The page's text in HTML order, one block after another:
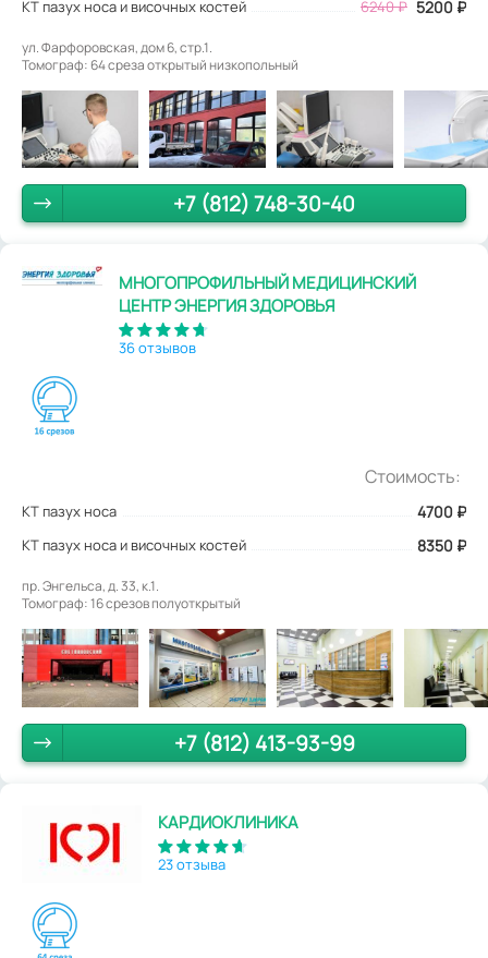
КТ пазух носа и височных костей 6240 ₽ 5200 ₽
ул. Фарфоровская, дом 6, стр.1.
Томограф: 64 среза открытый низкопольный
+7 (812) 748-30-40
МНОГОПРОФИЛЬНЫЙ МЕДИЦИНСКИЙ
ЦЕНТР ЭНЕРГИЯ ЗДОРОВЬЯ
36 отзывов
Стоимость:
КТ пазух носа 4700 ₽
КТ пазух носа и височных костей 8350 ₽
пр. Энгельса, д. 33, к.1.
Томограф: 16 срезов полуоткрытый
+7 (812) 413-93-99
КАРДИОКЛИНИКА
23 отзыва